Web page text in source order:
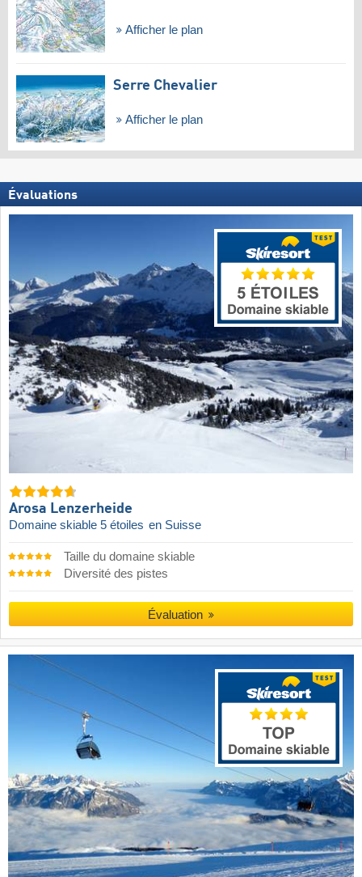
Afficher le plan
Serre Chevalier
Afficher le plan
Évaluations
Arosa Lenzerheide
Domaine skiable 5 étoiles en Suisse
Taille du domaine skiable
Diversité des pistes
Évaluation